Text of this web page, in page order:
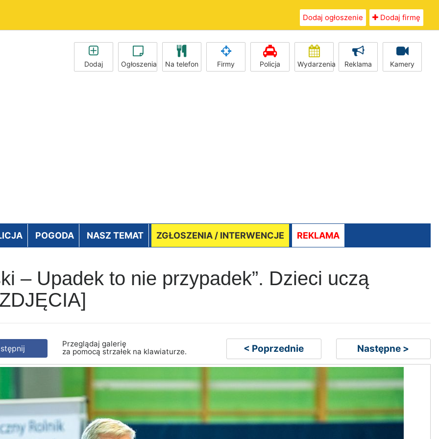
Dodaj ogłoszenie Dodaj firmę
Dodaj Ogłoszenia Na telefon Firmy Policja Wydarzenia Reklama Kamery
POGODA NASZ TEMAT ZGŁOSZENIA / INTERWENCJE REKLAMA
– Upadek to nie przypadek”. Dzieci uczą
Przeglądaj galerię
za pomocą strzałek na klawiaturze.
< Poprzednie Następne >